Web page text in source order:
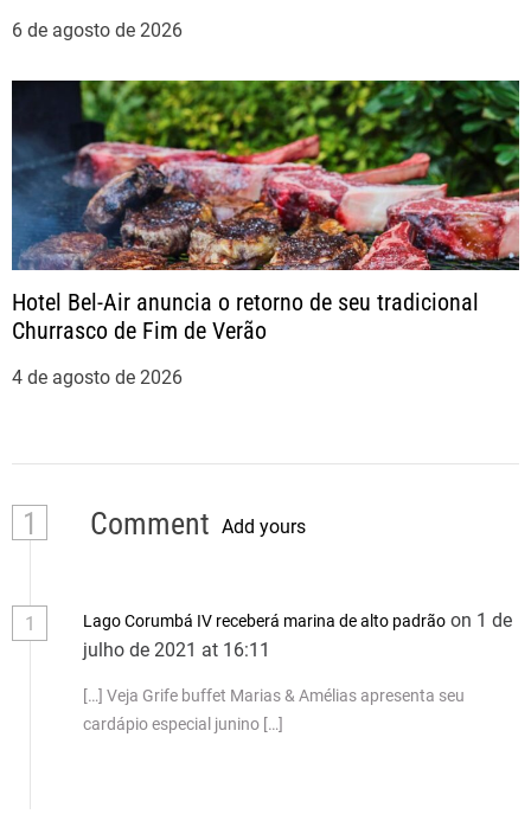
6 de agosto de 2026
Hotel Bel-Air anuncia o retorno de seu tradicional
Churrasco de Fim de Verão
4 de agosto de 2026
1 Comment Add yours
1 Lago Corumbá IV receberá marina de alto padrão on 1 de
julho de 2021 at 16:11
[…] Veja Grife buffet Marias & Amélias apresenta seu
cardápio especial junino […]